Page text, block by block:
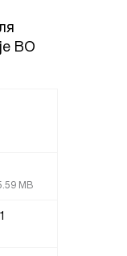
BO
MB